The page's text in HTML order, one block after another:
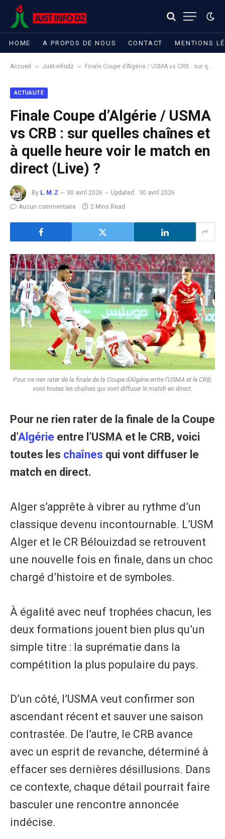
HOME A PROPOS DE NOUS CONTACT MENTIONS
Accueil » Just-infodz » Finale Coupe d’Algérie / USMA vs CRB : sur quelles chaînes et à quelle heure voir le match en direct (Live) ?
ACTUALITÉ
Finale Coupe d’Algérie / USMA
vs CRB : sur quelles chaînes et
à quelle heure voir le match en
direct (Live) ?
By L.M.Z 30 avril 2026 Updated:
30 avril 2026
Aucun commentaire
2 Mins Read
Pour ne rien rater de la finale de la Coupe d'Algérie entre l'USMA et le CRB,
voici toutes les chaînes qui vont diffuser le match en direct.
Pour ne rien rater de la finale de la Coupe
d’Algérie entre l’USMA et le CRB, voici
toutes les chaînes qui vont diffuser le
match en direct.
Alger s’apprête à vibrer au rythme d’un
classique devenu incontournable. L’USM
Alger et le CR Bélouizdad se retrouvent
une nouvelle fois en finale, dans un choc
chargé d’histoire et de symboles.
À égalité avec neuf trophées chacun, les
deux formations jouent bien plus qu’un
simple titre : la suprématie dans la
compétition la plus populaire du pays.
D’un côté, l’USMA veut confirmer son
ascendant récent et sauver une saison
contrastée. De l’autre, le CRB avance
avec un esprit de revanche, déterminé à
effacer ses dernières désillusions. Dans
ce contexte, chaque détail pourrait faire
basculer une rencontre annoncée
indécise.